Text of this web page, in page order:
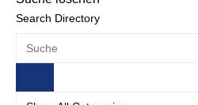
Search Directory